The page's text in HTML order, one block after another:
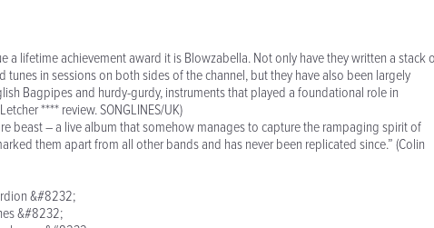
a lifetime achievement award it is Blowzabella. Not only have they written a stack
tunes in sessions on both sides of the channel, but they have also been largely
Bagpipes and hurdy-gurdy, instruments that played a foundational role in
**** review. SONGLINES/UK)
beast – a live album that somehow manages to capture the rampaging spirit of
them apart from all other bands and has never been replicated since.” (Colin
&#8232;
&#8232;